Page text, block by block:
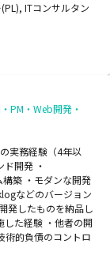
ITコンサルタン
PM・Web開発・
実務経験（4年以
開発 ・
構築 ・モダンな開発
などのバージョン
発したものを納品し
した経験 ・他者の開
術的負債のコントロ